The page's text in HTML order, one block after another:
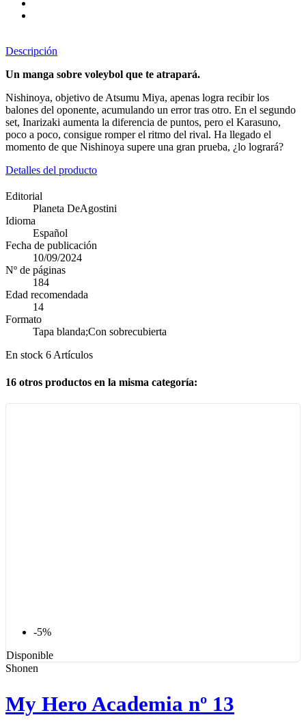
Descripción
Un manga sobre voleybol que te atrapará.
Nishinoya, objetivo de Atsumu Miya, apenas logra recibir los
balones del oponente, acumulando un error tras otro. En el segundo
set, Inarizaki aumenta la diferencia de puntos, pero el Karasuno,
poco a poco, consigue romper el ritmo del rival. Ha llegado el
momento de que Nishinoya supere una gran prueba, ¿lo logrará?
Detalles del producto
Editorial
Planeta DeAgostini
Idioma
Español
Fecha de publicación
10/09/2024
Nº de páginas
184
Edad recomendada
14
Formato
Tapa blanda;Con sobrecubierta
En stock 6 Artículos
16 otros productos en la misma categoría:
-5%
Disponible
Shonen
My Hero Academia nº 13